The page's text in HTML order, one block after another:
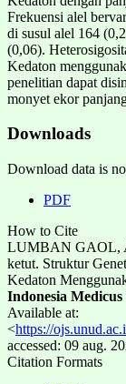
Frekuensi alel
di susul alel 164
(0,06).
Kedaton
penelitian dapat
monyet ekor
Downloads
Download data is
PDF
How to Cite
LUMBAN GAOL,
ketut. Struktur
Kedaton
Indonesia
Available at:
<https://
accessed: 09 aug.
Citation Formats